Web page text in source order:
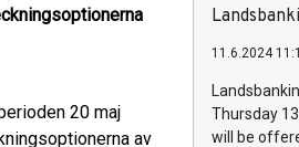
20 maj
av
brands are
European
the rules on
the
to as the
11.6.2024
Thursday
will be